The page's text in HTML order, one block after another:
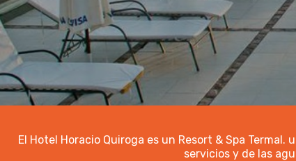
El Hotel Horacio Quiroga es un Resort & Spa
servicios y de las